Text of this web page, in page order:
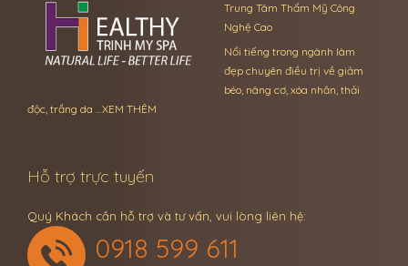
Trung Tâm Thẩm Mỹ Công
Nghệ Cao
Nổi tiếng trong ngành làm
đẹp chuyên điều trị về giảm
béo, nâng cơ, xóa nhăn, thải
độc, trắng da …XEM THÊM
Hỗ trợ trực tuyến
Quý Khách cần hỗ trợ và tư vấn, vui lòng liên hệ:
0918 599 611